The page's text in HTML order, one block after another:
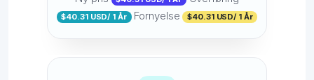
$40.31 USD/ 1 År Fornyelse $40.31 USD/ 1 År